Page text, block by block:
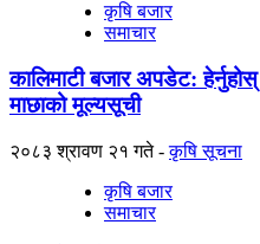
कृषि बजार
समाचार
कालिमाटी बजार अपडेट:
माछाको मूल्यसूची
२०८३ श्रावण २१ गते
कृषि सूचना
कृषि बजार
समाचार